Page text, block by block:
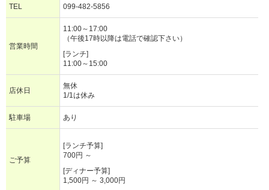
TEL 099-482-5856
営業時間
11:00～17:00
（午後17時以降は電話で確認下さい）
[ランチ]
11:00～15:00
店休日
無休
1/1は休み
駐車場 あり
ご予算
[ランチ予算]
700円 ～
[ディナー予算]
1,500円 ～ 3,000円